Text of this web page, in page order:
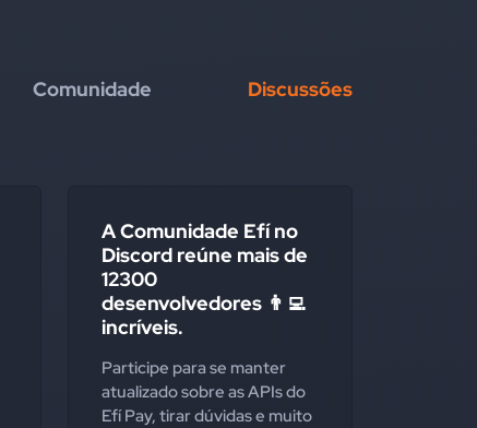
Comunidade Discussões
A Comunidade Efí no
Discord reúne mais de
12300
desenvolvedores 👨‍💻
incríveis.
Participe para se manter
atualizado sobre as APIs do
Efí Pay, tirar dúvidas e muito